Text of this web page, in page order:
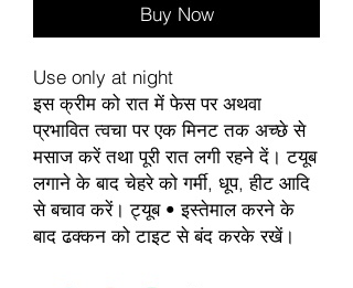
Buy Now
Use only at night
इस क्रीम को रात में फेस पर अथवा
प्रभावित त्वचा पर एक मिनट तक अच्छे से
मसाज करें तथा पूरी रात लगी रहने दें। टयूब
लगाने के बाद चेहरे को गर्मी, धूप, हीट आदि
से बचाव करें। ट्यूब • इस्तेमाल करने के
बाद ढक्कन को टाइट से बंद करके रखें।